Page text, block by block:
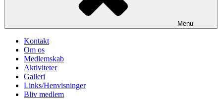
Menu
Kontakt
Om os
Medlemskab
Aktiviteter
Galleri
Links/Henvisninger
Bliv medlem